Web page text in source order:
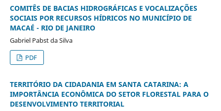
COMITÊS DE BACIAS HIDROGRÁFICAS E VOCALIZAÇÕES
SOCIAIS POR RECURSOS HÍDRICOS NO MUNICÍPIO DE
MACAÉ - RIO DE JANEIRO
Gabriel Pabst da Silva
PDF
TERRITÓRIO DA CIDADANIA EM SANTA CATARINA: A
IMPORTÂNCIA ECONÔMICA DO SETOR FLORESTAL PARA O
DESENVOLVIMENTO TERRITORIAL